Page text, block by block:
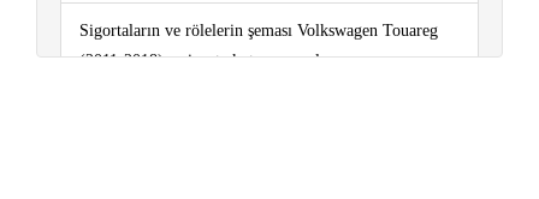
Sigortaların ve rölelerin şeması Volkswagen Touareg
(2011-2018) – sigorta kutusu şemaları